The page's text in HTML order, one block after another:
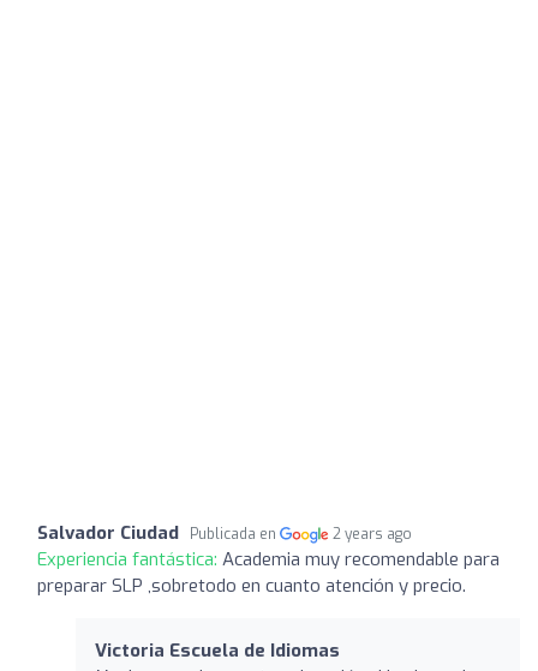
Salvador Ciudad Publicada en 2 years ago
Experiencia fantástica: Academia muy recomendable para
preparar SLP ,sobretodo en cuanto atención y precio.
Victoria Escuela de Idiomas